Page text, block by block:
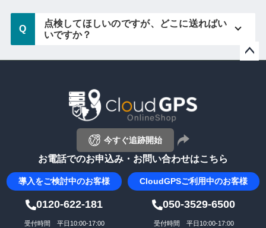
点検してほしいのですが、どこに送ればい
いですか？
今すぐ追跡開始
お電話でのお申込み・お問い合わせはこちら
導入をご検討中のお客様 CloudGPSご利用中のお客様
0120-622-181 050-3529-6500
受付時間 平日10:00-17:00 受付時間 平日10:00-17:00